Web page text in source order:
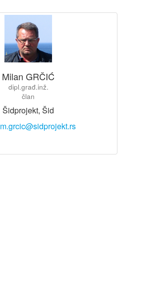
Milan GRČIĆ
dipl.građ.inž.
član
Šidprojekt, Šid
m.grcic@sidprojekt.rs